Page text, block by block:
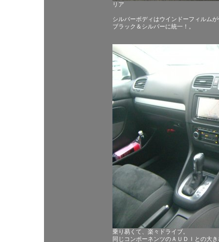
リア
シルバーボディはウインドーフィルム
ブラック＆シルバーに統一！。
乗り易くて、楽々ドライブ。
同じコンポーネンツのＡＵＤＩとの大